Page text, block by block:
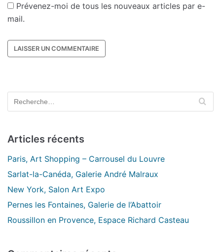
Prévenez-moi de tous les nouveaux articles par e-
mail.
Articles récents
Paris, Art Shopping – Carrousel du Louvre
Sarlat-la-Canéda, Galerie André Malraux
New York, Salon Art Expo
Pernes les Fontaines, Galerie de l’Abattoir
Roussillon en Provence, Espace Richard Casteau